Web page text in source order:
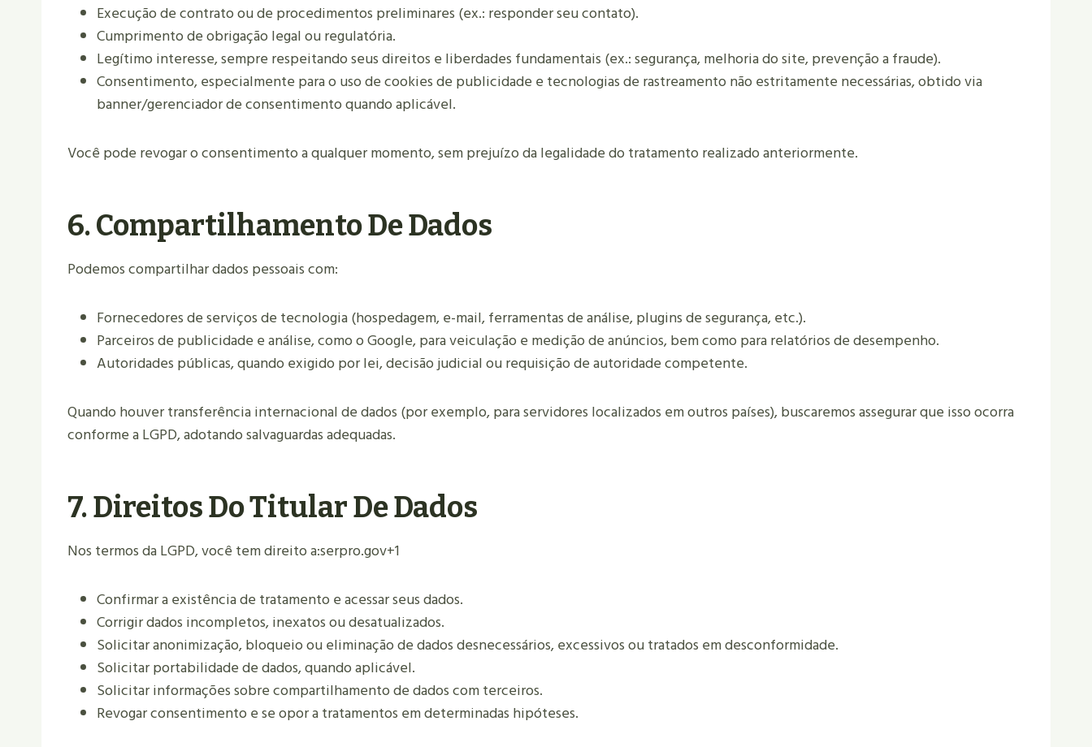
Execução de contrato ou de procedimentos preliminares (ex.: responder seu contato).
Cumprimento de obrigação legal ou regulatória.
Legítimo interesse, sempre respeitando seus direitos e liberdades fundamentais (ex.: segurança, melhoria do site, prevenção a fraude).
Consentimento, especialmente para o uso de cookies de publicidade e tecnologias de rastreamento não estritamente necessárias, obtido via
banner/gerenciador de consentimento quando aplicável.
Você pode revogar o consentimento a qualquer momento, sem prejuízo da legalidade do tratamento realizado anteriormente.
6. Compartilhamento De Dados
Podemos compartilhar dados pessoais com:
Fornecedores de serviços de tecnologia (hospedagem, e-mail, ferramentas de análise, plugins de segurança, etc.).
Parceiros de publicidade e análise, como o Google, para veiculação e medição de anúncios, bem como para relatórios de desempenho.
Autoridades públicas, quando exigido por lei, decisão judicial ou requisição de autoridade competente.
Quando houver transferência internacional de dados (por exemplo, para servidores localizados em outros países), buscaremos assegurar que isso ocorra
conforme a LGPD, adotando salvaguardas adequadas.
7. Direitos Do Titular De Dados
Nos termos da LGPD, você tem direito a:serpro.gov+1
Confirmar a existência de tratamento e acessar seus dados.
Corrigir dados incompletos, inexatos ou desatualizados.
Solicitar anonimização, bloqueio ou eliminação de dados desnecessários, excessivos ou tratados em desconformidade.
Solicitar portabilidade de dados, quando aplicável.
Solicitar informações sobre compartilhamento de dados com terceiros.
Revogar consentimento e se opor a tratamentos em determinadas hipóteses.